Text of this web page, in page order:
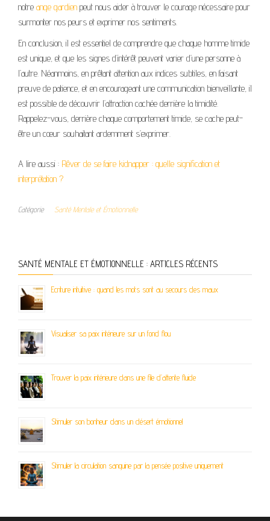
notre ange gardien peut nous aider à trouver le courage nécessaire pour
surmonter nos peurs et exprimer nos sentiments.
En conclusion, il est essentiel de comprendre que chaque homme timide
est unique, et que les signes d’intérêt peuvent varier d’une personne à
l’autre. Néanmoins, en prêtant attention aux indices subtiles, en faisant
preuve de patience, et en encourageant une communication bienveillante, il
est possible de découvrir l’attraction cachée derrière la timidité.
Rappelez-vous, derrière chaque comportement timide, se cache peut-
être un cœur souhaitant ardemment s’exprimer.
A lire aussi : Rêver de se faire kidnapper : quelle signification et
interprétation ?
Catégorie Santé Mentale et Émotionnelle
SANTÉ MENTALE ET ÉMOTIONNELLE : ARTICLES RÉCENTS
Ecriture intuitive : quand les mots sont au secours des maux
Visualiser sa paix intérieure sur un fond flou
Trouver la paix intérieure dans une file d’attente fluide
Stimuler son bonheur dans un désert émotionnel
Stimuler la circulation sanguine par la pensée positive uniquement